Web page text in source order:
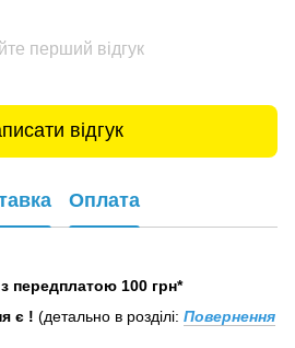
перший відгук
відгук
Оплата
передплатою 100 грн*
є ! (детально в розділі: Повернення